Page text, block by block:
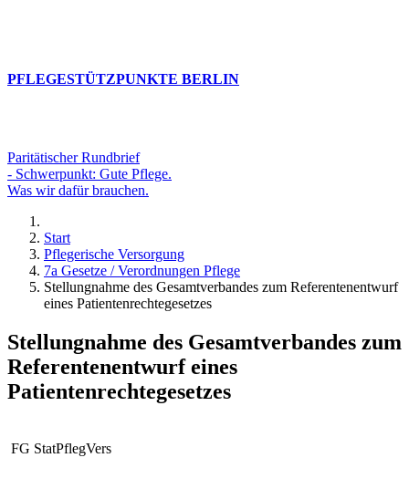
PFLEGESTÜTZPUNKTE BERLIN
Paritätischer Rundbrief
- Schwerpunkt: Gute Pflege.
Was wir dafür brauchen.
Start
Pflegerische Versorgung
7a Gesetze / Verordnungen Pflege
Stellungnahme des Gesamtverbandes zum Referentenentwurf
eines Patientenrechtegesetzes
Stellungnahme des Gesamtverbandes zum
Referentenentwurf eines
Patientenrechtegesetzes
FG StatPflegVers